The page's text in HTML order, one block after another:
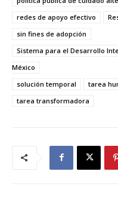
redes de apoyo efectivo
sin fines de adopción
Sistema para el Desarrollo
México
solución temporal
tarea
tarea transformadora